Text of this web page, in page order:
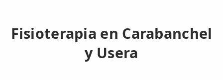
Fisioterapia en Carabanchel
y Usera